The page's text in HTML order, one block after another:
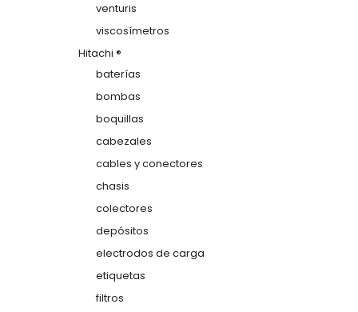
venturis
viscosímetros
Hitachi ®
baterías
bombas
boquillas
cabezales
cables y conectores
chasis
colectores
depósitos
electrodos de carga
etiquetas
filtros